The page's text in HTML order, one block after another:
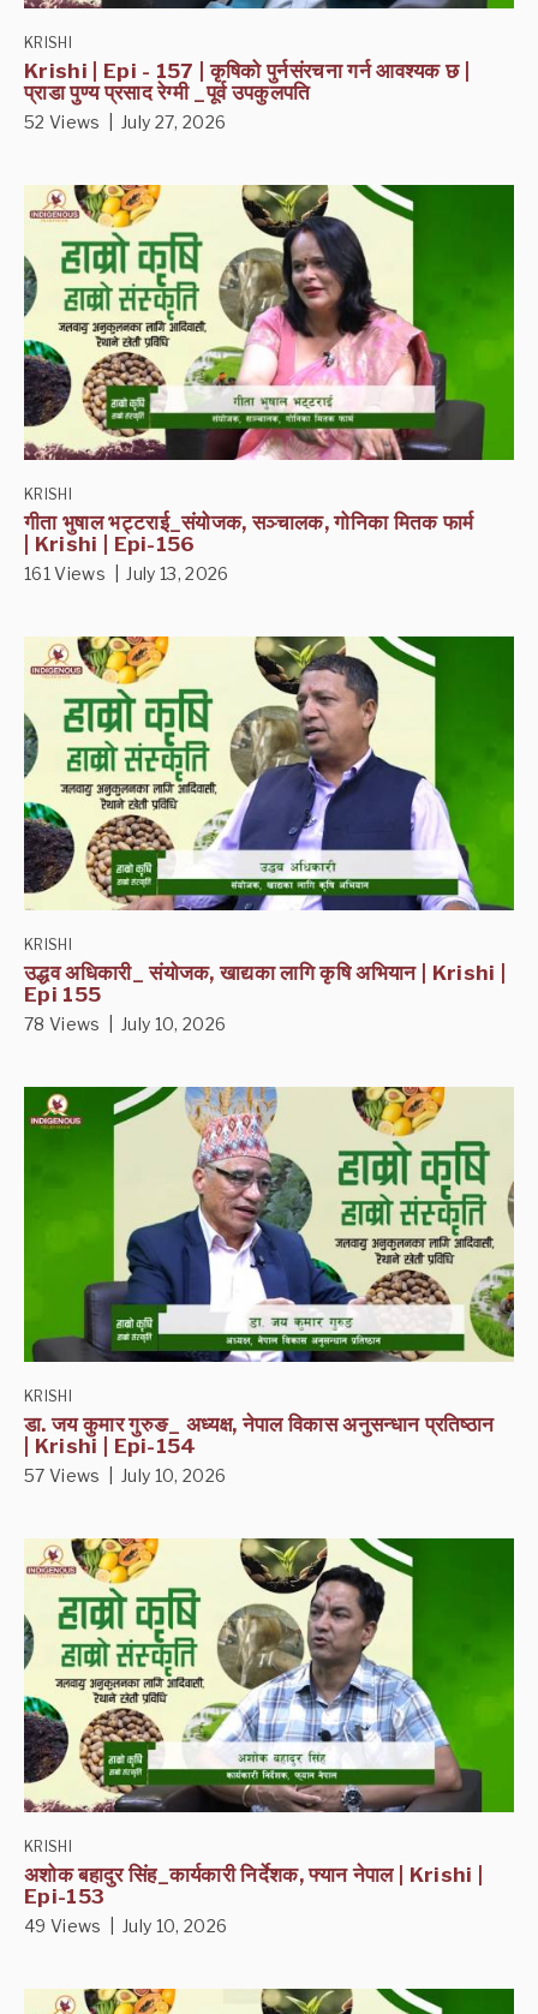
KRISHI
Krishi | Epi - 157 | कृषिको पुर्नसंरचना गर्न आवश्यक छ |
प्राडा पुण्य प्रसाद रेग्मी _पूर्व उपकुलपति
52 Views | July 27, 2026
KRISHI
गीता भुषाल भट्टराई_संयोजक, सञ्चालक, गोनिका मितक फार्म
| Krishi | Epi-156
161 Views | July 13, 2026
KRISHI
उद्धव अधिकारी_ संयोजक, खाद्यका लागि कृषि अभियान | Krishi |
Epi 155
78 Views | July 10, 2026
KRISHI
डा. जय कुमार गुरुङ_ अध्यक्ष, नेपाल विकास अनुसन्धान प्रतिष्ठान
| Krishi | Epi-154
57 Views | July 10, 2026
KRISHI
अशोक बहादुर सिंह_कार्यकारी निर्देशक, फ्यान नेपाल | Krishi |
Epi-153
49 Views | July 10, 2026